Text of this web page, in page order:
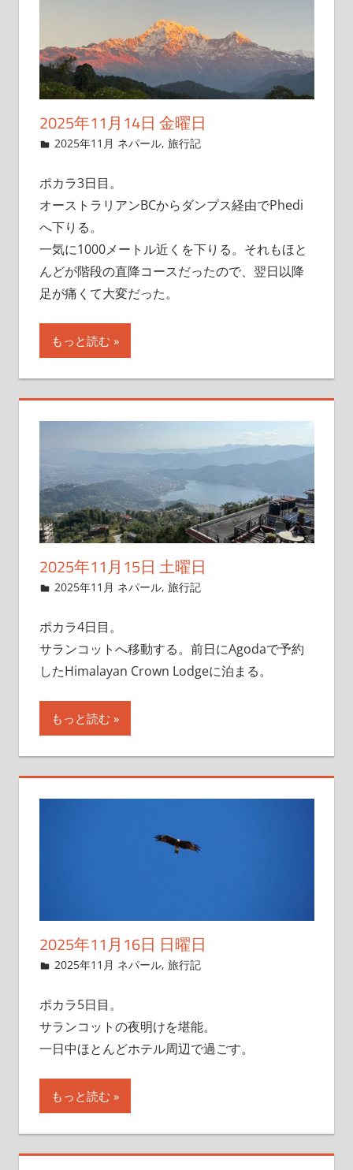
2025年11月14日 金曜日
2025年11月9日
管理者
2025年11月 ネパール,旅行記
ポカラ3日目。
オーストラリアンBCからダンプス経由でPhedi
へ下りる。
一気に1000メートル近くを下りる。それもほと
んどが階段の直降コースだったので、翌日以降
足が痛くて大変だった。
もっと読む
2025年11月15日 土曜日
2025年11月9日
管理者
2025年11月 ネパール,旅行記
ポカラ4日目。
サランコットへ移動する。前日にAgodaで予約
したHimalayan Crown Lodgeに泊まる。
もっと読む
2025年11月16日 日曜日
2025年11月9日
管理者
2025年11月 ネパール,旅行記
ポカラ5日目。
サランコットの夜明けを堪能。
一日中ほとんどホテル周辺で過ごす。
もっと読む